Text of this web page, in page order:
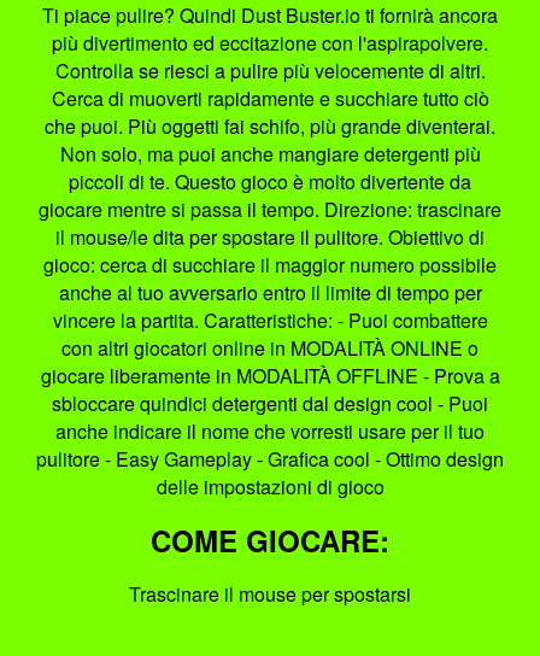
Ti piace pulire? Quindi Dust Buster.io ti fornirà ancora
più divertimento ed eccitazione con l'aspirapolvere.
Controlla se riesci a pulire più velocemente di altri.
Cerca di muoverti rapidamente e succhiare tutto ciò
che puoi. Più oggetti fai schifo, più grande diventerai.
Non solo, ma puoi anche mangiare detergenti più
piccoli di te. Questo gioco è molto divertente da
giocare mentre si passa il tempo. Direzione: trascinare
il mouse/le dita per spostare il pulitore. Obiettivo di
gioco: cerca di succhiare il maggior numero possibile
anche al tuo avversario entro il limite di tempo per
vincere la partita. Caratteristiche: - Puoi combattere
con altri giocatori online in MODALITÀ ONLINE o
giocare liberamente in MODALITÀ OFFLINE - Prova a
sbloccare quindici detergenti dal design cool - Puoi
anche indicare il nome che vorresti usare per il tuo
pulitore - Easy Gameplay - Grafica cool - Ottimo design
delle impostazioni di gioco
COME GIOCARE:
Trascinare il mouse per spostarsi